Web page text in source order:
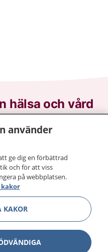
hälsa och vård
och information om
du kan kontakta.
1177 för
bättre.
använder
ge dig en förbättrad
och för att viss
på webbplatsen.
kakor
KAKOR